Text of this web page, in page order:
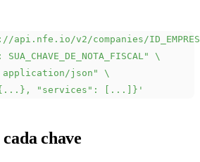
api.nfe.io/v2/companies/
\
application/json"
\
{...}, "services": [...]}'
chave